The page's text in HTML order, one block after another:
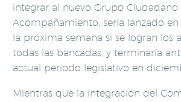
integrar al nuevo Grupo Ciudadano
Acompañamiento, sería lanzado
la próxima semana si se logran los
todas las bancadas, y terminaría
actual periodo legislativo en
Mientras que la integración del